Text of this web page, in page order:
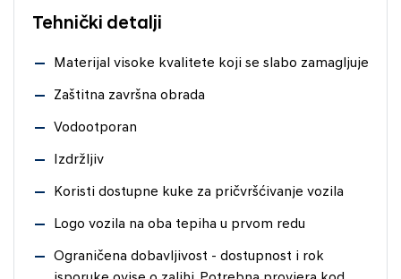
Tehnički detalji
Materijal visoke kvalitete koji se slabo zamagljuje
Zaštitna završna obrada
Vodootporan
Izdržljiv
Koristi dostupne kuke za pričvršćivanje vozila
Logo vozila na oba tepiha u prvom redu
Ograničena dobavljivost - dostupnost i rok